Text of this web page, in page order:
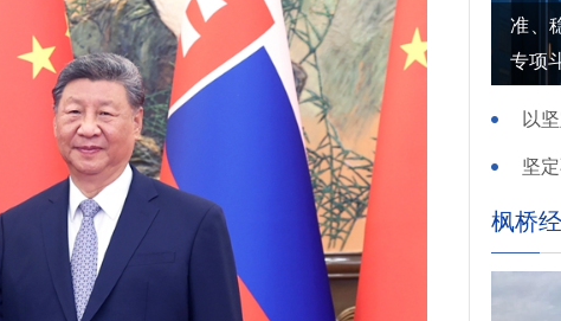
准、
专项
枫桥